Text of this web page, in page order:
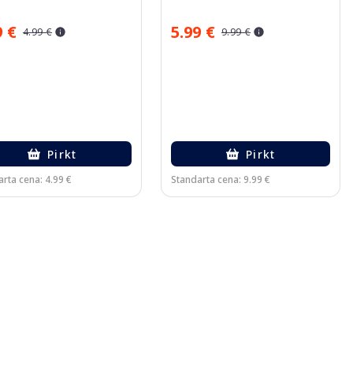
€ 4.99 €
Pirkt
cena: 4.99 €
5.99 € 9.99 €
Pirkt
Standarta cena: 9.99 €